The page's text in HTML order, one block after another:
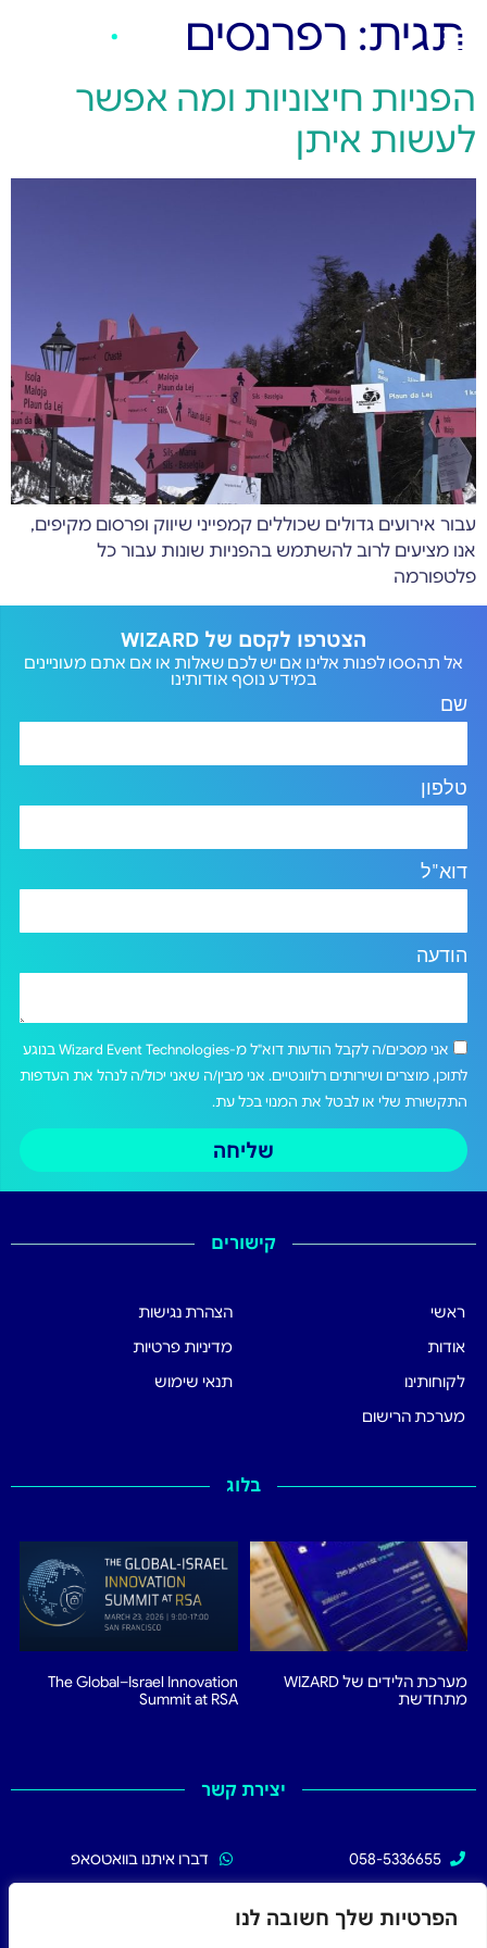
הפרטיות שלך חשובה לנו
תגית: רפרנסים
הפניות חיצוניות ומה אפשר
לעשות איתן
עבור אירועים גדולים שכוללים קמפייני שיווק ופרסום מקיפים,
אנו מציעים לרוב להשתמש בהפניות שונות עבור כל
פלטפורמה
הצטרפו לקסם של WIZARD
אל תהססו לפנות אלינו אם יש לכם שאלות או אם אתם מעוניינים
במידע נוסף אודותינו
שם
טלפון
דוא"ל
הודעה
אני מסכים/ה לקבל הודעות דוא"ל מ-Wizard Event Technologies בנוגע
לתוכן, מוצרים ושירותים רלוונטיים. אני מבין/ה שאני יכול/ה לנהל את העדפות
התקשורת שלי או לבטל את המנוי בכל עת.
שליחה
קישורים
ראשי
אודות
לקוחותינו
מערכת הרישום
הצהרת נגישות
מדיניות פרטיות
תנאי שימוש
בלוג
מערכת הלידים של WIZARD
מתחדשת
The Global–Israel Innovation
Summit at RSA
יצירת קשר
058-5336655
דברו איתנו בוואטסאפ